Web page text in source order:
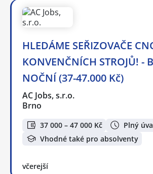
HLEDÁME SEŘIZOVAČE
KONVENČNÍCH STROJŮ! -
NOČNÍ (37-47.000 Kč)
AC Jobs, s.r.o.
Brno
37 000 – 47 000 Kč
Plný
Vhodné také pro absolventy
včerejší